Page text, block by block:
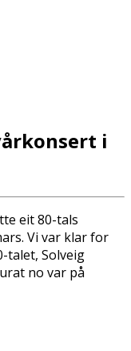
i
eit 80-tals
Vi var klar for
talet, Solveig
no var på